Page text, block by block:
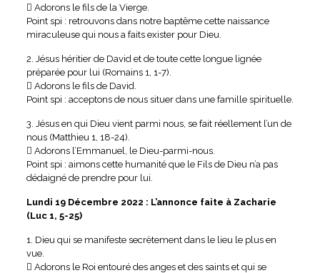
 Adorons le fils de la Vierge.
Point spi : retrouvons dans notre baptême cette naissance
miraculeuse qui nous a faits exister pour Dieu.
2. Jésus héritier de David et de toute cette longue lignée
préparée pour lui (Romains 1, 1-7).
 Adorons le fils de David.
Point spi : acceptons de nous situer dans une famille spirituelle.
3. Jésus en qui Dieu vient parmi nous, se fait réellement l’un de
nous (Matthieu 1, 18-24).
 Adorons l’Emmanuel, le Dieu-parmi-nous.
Point spi : aimons cette humanité que le Fils de Dieu n’a pas
dédaigné de prendre pour lui.
Lundi 19 Décembre 2022 : L’annonce faite à Zacharie
(Luc 1, 5-25)
1. Dieu qui se manifeste secrètement dans le lieu le plus en
vue.
 Adorons le Roi entouré des anges et des saints et qui se